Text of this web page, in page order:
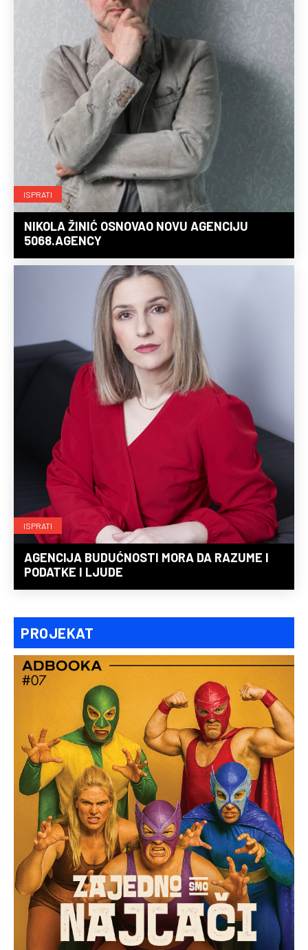
ISPRATI
NIKOLA ŽINIĆ OSNOVAO NOVU AGENCIJU
5068.AGENCY
ISPRATI
AGENCIJA BUDUĆNOSTI MORA DA RAZUME I
PODATKE I LJUDE
PROJEKAT